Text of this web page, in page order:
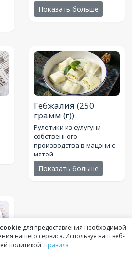
Показать больше
Гебжалия (250
грамм (г))
Рулетики из сулугуни
собственного
производства в мацони с
мятой
Показать больше
для предоставления необходимой
нашего сервиса. Используя наш веб-
политикой: правила